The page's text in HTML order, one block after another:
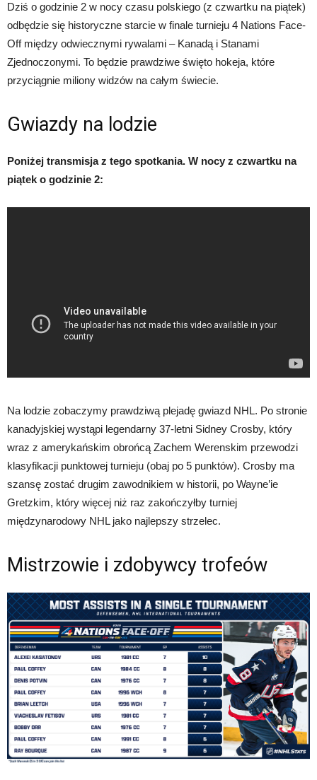
Dziś o godzinie 2 w nocy czasu polskiego (z czwartku na piątek)
odbędzie się historyczne starcie w finale turnieju 4 Nations Face-
Off między odwiecznymi rywalami – Kanadą i Stanami
Zjednoczonymi. To będzie prawdziwe święto hokeja, które
przyciągnie miliony widzów na całym świecie.
Gwiazdy na lodzie
Poniżej transmisja z tego spotkania. W nocy z czwartku na
piątek o godzinie 2:
Na lodzie zobaczymy prawdziwą plejadę gwiazd NHL. Po stronie
kanadyjskiej wystąpi legendarny 37-letni Sidney Crosby, który
wraz z amerykańskim obrońcą Zachem Werenskim przewodzi
klasyfikacji punktowej turnieju (obaj po 5 punktów). Crosby ma
szansę zostać drugim zawodnikiem w historii, po Wayne’ie
Gretzkim, który więcej niż raz zakończyłby turniej
międzynarodowy NHL jako najlepszy strzelec.
Mistrzowie i zdobywcy trofeów